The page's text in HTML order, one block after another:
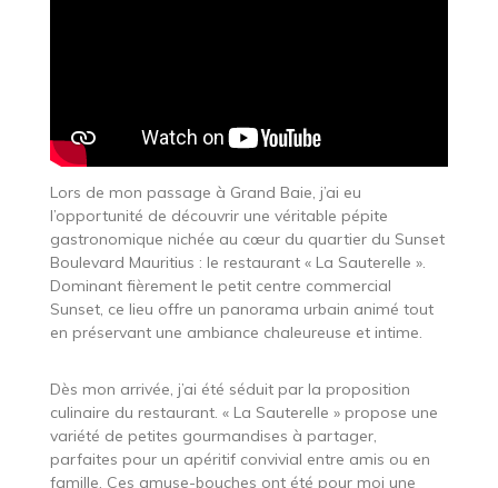
Lors de mon passage à Grand Baie, j’ai eu
l’opportunité de découvrir une véritable pépite
gastronomique nichée au cœur du quartier du Sunset
Boulevard Mauritius : le restaurant « La Sauterelle ».
Dominant fièrement le petit centre commercial
Sunset, ce lieu offre un panorama urbain animé tout
en préservant une ambiance chaleureuse et intime.
Dès mon arrivée, j’ai été séduit par la proposition
culinaire du restaurant. « La Sauterelle » propose une
variété de petites gourmandises à partager,
parfaites pour un apéritif convivial entre amis ou en
famille. Ces amuse-bouches ont été pour moi une